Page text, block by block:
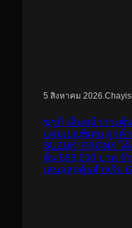
5 สิงหาคม 2026
ซูซูกิ เดินหน้ากระตุ้
แคมเปญพิเศษ ลูกค้
SUZUKI FRONX ไ
ต้น 599,000 บาท จ
เสนอสุดคุ้มสำหรับ